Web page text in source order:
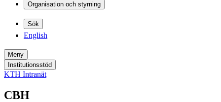
Organisation och styrning
Sök
English
Meny
Institutionsstöd
KTH Intranät
CBH